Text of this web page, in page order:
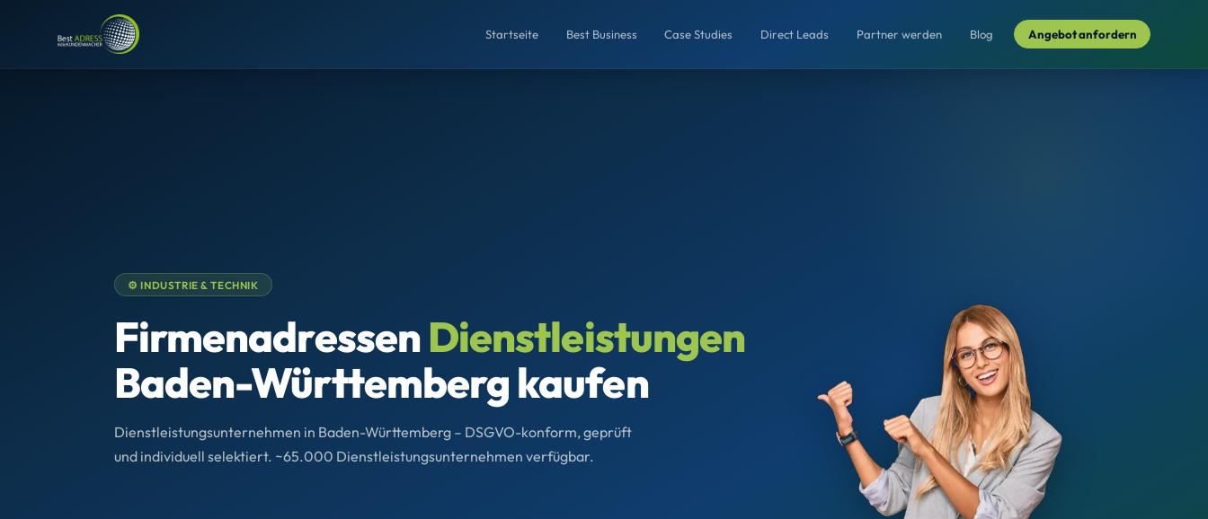
Startseite Best Business Case Studies Direct Leads Partner werden Blog Angebot anfordern
⚙️ INDUSTRIE & TECHNIK
FirmenadressenDienstleistungen
Baden-Württemberg kaufen
Dienstleistungsunternehmen in Baden-Württemberg – DSGVO-konform, geprüft
und individuell selektiert. ~65.000 Dienstleistungsunternehmen verfügbar.